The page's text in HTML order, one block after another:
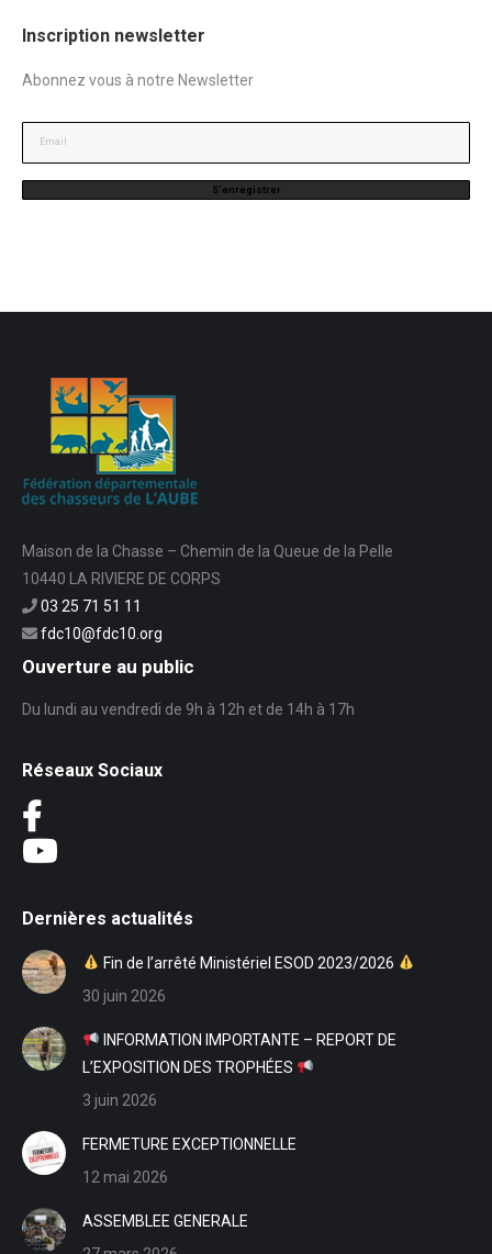
Inscription newsletter
Abonnez vous à notre Newsletter
Maison de la Chasse – Chemin de la Queue de la Pelle
10440 LA RIVIERE DE CORPS
03 25 71 51 11
fdc10@fdc10.org
Ouverture au public
Du lundi au vendredi de 9h à 12h et de 14h à 17h
Réseaux Sociaux
Dernières actualités
Fin de l’arrêté Ministériel ESOD 2023/2026
30 juin 2026
INFORMATION IMPORTANTE – REPORT DE
L’EXPOSITION DES TROPHÉES
3 juin 2026
FERMETURE EXCEPTIONNELLE
12 mai 2026
ASSEMBLEE GENERALE